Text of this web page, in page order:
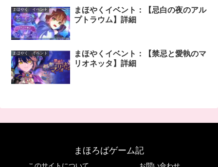
まほやく イベント
まほやくイベント：【忌白の夜のアル
プトラウム】詳細
まほやく イベント
まほやくイベント：【禁忌と愛執のマ
リオネッタ】詳細
まほろばゲーム記